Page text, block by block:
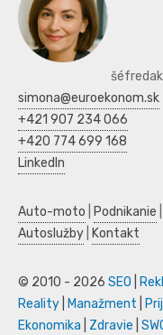
simona@euroekonom.sk
+421 907 234 066
+420 774 699 168
LinkedIn
Auto-moto Podnikanie
Autoslužby
Kontakt
© 2010 - 2026 SEO
Reality
Manažment
Ekonomika
Zdravie